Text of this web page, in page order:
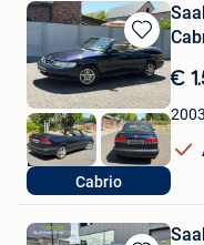
Bewaren
in
Mijn
Favorieten
Cabrio
€
2003
Lorik
Sint-Niklaas